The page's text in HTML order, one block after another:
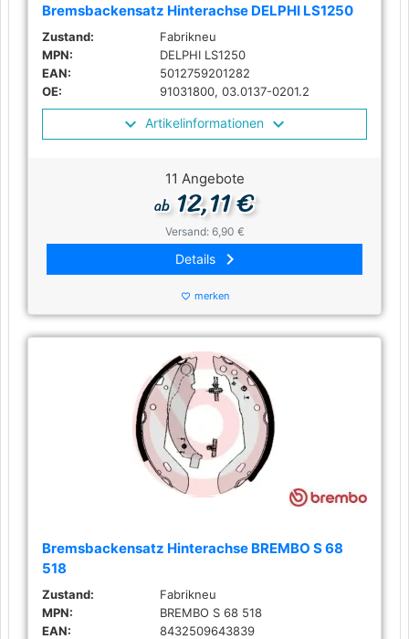
Bremsbackensatz Hinterachse DELPHI LS1250
Zustand:
Fabrikneu
MPN:
DELPHI LS1250
EAN:
5012759201282
OE:
91031800, 03.0137-0201.2
Artikelinformationen
11 Angebote
ab12,11 €
Versand: 6,90 €
Details keyboard_arrow_right
favorite_border merken
Bremsbackensatz Hinterachse BREMBO S 68
518
Zustand:
Fabrikneu
MPN:
BREMBO S 68 518
EAN:
8432509643839